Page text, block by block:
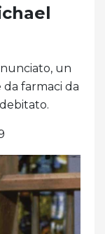
un
farmaci da